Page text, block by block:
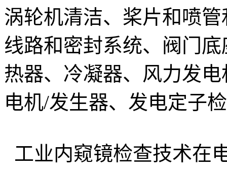
涡轮机清洁、桨片和喷
线路和密封系统、阀门
热器、冷凝器、风力发
电机/发生器、发电定子
工业内窥镜检查技术在